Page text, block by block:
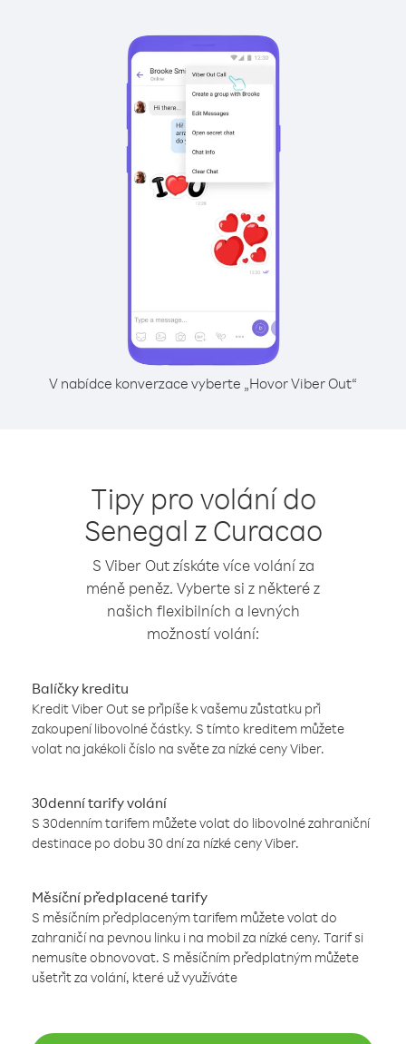
V nabídce konverzace vyberte „Hovor Viber Out“
Tipy pro volání do
Senegal z Curacao
S Viber Out získáte více volání za
méně peněz. Vyberte si z některé z
našich flexibilních a levných
možností volání:
Balíčky kreditu
Kredit Viber Out se připíše k vašemu zůstatku při
zakoupení libovolné částky. S tímto kreditem můžete
volat na jakékoli číslo na světe za nízké ceny Viber.
30denní tarify volání
S 30denním tarifem můžete volat do libovolné zahraniční
destinace po dobu 30 dní za nízké ceny Viber.
Měsíční předplacené tarify
S měsíčním předplaceným tarifem můžete volat do
zahraničí na pevnou linku i na mobil za nízké ceny. Tarif si
nemusíte obnovovat. S měsíčním předplatným můžete
ušetřit za volání, které už využíváte